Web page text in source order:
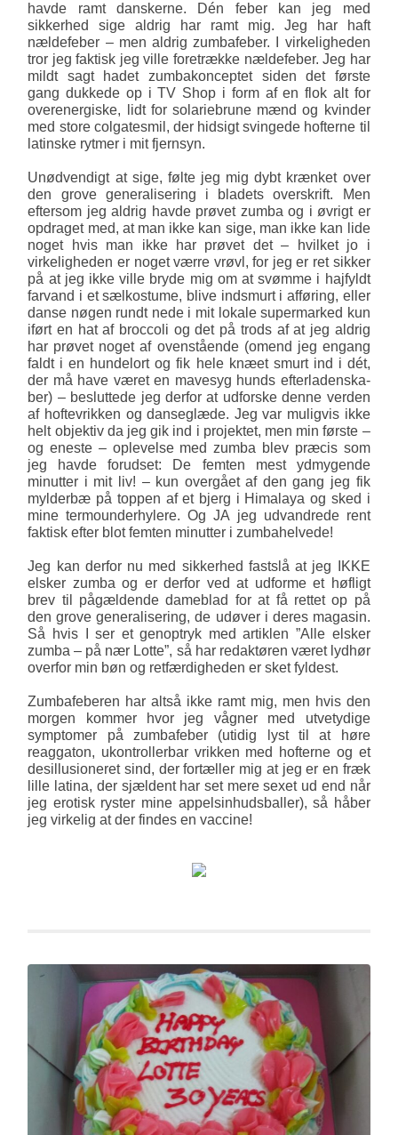
havde ramt dan­skerne. Dén feber kan jeg med
sikkerhed sige aldrig har ramt mig. Jeg har haft
nældefeber – men aldrig zumbafeber. I virkeligheden
tror jeg faktisk jeg ville foretrække nældefeber. Jeg har
mildt sagt hadet zumbakonceptet siden det første
gang dukkede op i TV Shop i form af en flok alt for
overenergiske, lidt for solariebrune mænd og kvinder
med store colgatesmil, der hidsigt svin­gede hofterne til
latinske rytmer i mit fjernsyn.
Unødvendigt at sige, følte jeg mig dybt krænket over
den grove generalisering i bladets overskrift. Men
eftersom jeg aldrig havde prøvet zumba og i øvrigt er
opdraget med, at man ikke kan sige, man ikke kan lide
noget hvis man ikke har prøvet det – hvilket jo i
virkeligheden er noget værre vrøvl, for jeg er ret sikker
på at jeg ikke ville bryde mig om at svømme i hajfyldt
farvand i et sælkostume, blive indsmurt i afføring, eller
danse nøgen rundt nede i mit lokale supermarked kun
iført en hat af broccoli og det på trods af at jeg aldrig
har prøvet noget af ovenstående (omend jeg engang
faldt i en hundelort og fik hele knæet smurt ind i dét,
der må have været en mavesyg hunds efterladenska­
ber) – besluttede jeg derfor at udforske denne verden
af hoftevrikken og danseglæde. Jeg var mu­ligvis ikke
helt objektiv da jeg gik ind i projektet, men min første –
og eneste – oplevelse med zumba blev præcis som
jeg havde forudset: De femten mest ydmygende
minutter i mit liv! – kun overgået af den gang jeg fik
mylderbæ på toppen af et bjerg i Himalaya og sked i
mine termounderhylere. Og JA jeg udvandrede rent
faktisk efter blot femten minutter i zumbahelvede!
Jeg kan derfor nu med sikkerhed fastslå at jeg IKKE
elsker zumba og er derfor ved at udforme et høfligt
brev til pågældende dameblad for at få rettet op på
den grove generalisering, de udøver i deres magasin.
Så hvis I ser et genoptryk med artiklen ”Alle elsker
zumba – på nær Lotte”, så har redaktøren været lydhør
overfor min bøn og retfærdigheden er sket fyldest.
Zumbafeberen har altså ikke ramt mig, men hvis den
morgen kommer hvor jeg vågner med utve­tydige
symptomer på zumbafeber (utidig lyst til at høre
reaggaton, ukontrollerbar vrikken med hofterne og et
desillusioneret sind, der fortæller mig at jeg er en fræk
lille latina, der sjældent har set mere sexet ud end når
jeg erotisk ryster mine appelsinhudsballer), så håber
jeg virkelig at der findes en vac­cine!